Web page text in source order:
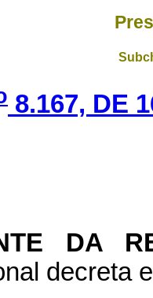
8.167, DE
DA
decreta